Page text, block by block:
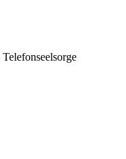
Telefonseelsorge